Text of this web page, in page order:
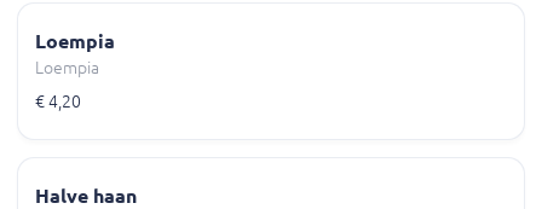
Loempia
Loempia
€ 4,20
Halve haan